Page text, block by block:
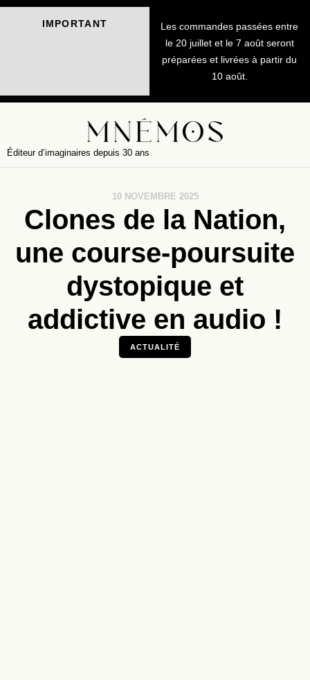
IMPORTANT
Les commandes passées entre
le 20 juillet et le 7 août seront
préparées et livrées à partir du
10 août.
Éditeur d’imaginaires depuis 30 ans
10 NOVEMBRE 2025
Clones de la Nation,
une course-poursuite
dystopique et
addictive en audio !
ACTUALITÉ